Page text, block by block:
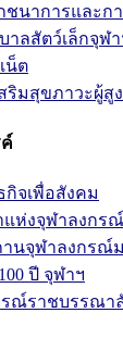
ชนาการและก
าลสัตว์เล็กจุฬา
น็ต
ริมสุขภาวะผู้สู
จเพื่อสังคม
ห่งจุฬาลงกร
านจุฬาลงกรณ์
ปี จุฬาฯ
รณ์ราชบรรณา